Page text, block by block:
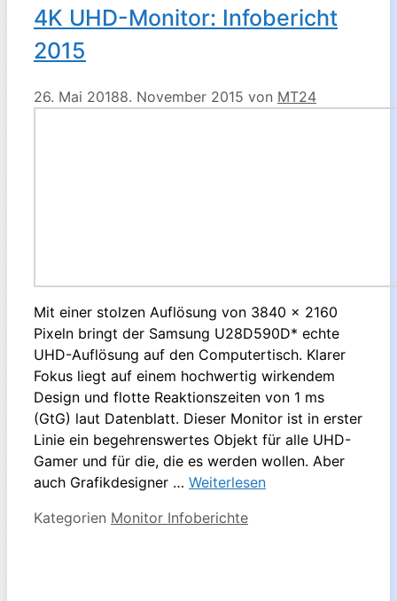
4K UHD-Monitor: Infobericht
2015
26. Mai 20188. November 2015 von MT24
Mit einer stolzen Auflösung von 3840 x 2160
Pixeln bringt der Samsung U28D590D* echte
UHD-Auflösung auf den Computertisch. Klarer
Fokus liegt auf einem hochwertig wirkendem
Design und flotte Reaktionszeiten von 1 ms
(GtG) laut Datenblatt. Dieser Monitor ist in erster
Linie ein begehrenswertes Objekt für alle UHD-
Gamer und für die, die es werden wollen. Aber
auch Grafikdesigner … Weiterlesen
Kategorien Monitor Infoberichte